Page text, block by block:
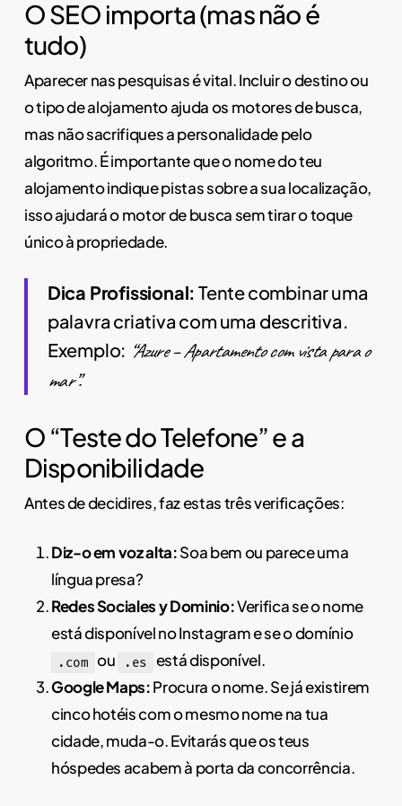
O SEO importa (mas não é
tudo)
Aparecer nas pesquisas é vital. Incluir o destino ou
o tipo de alojamento ajuda os motores de busca,
mas não sacrifiques a personalidade pelo
algoritmo. É importante que o nome do teu
alojamento indique pistas sobre a sua localização,
isso ajudará o motor de busca sem tirar o toque
único à propriedade.
Dica Profissional: Tente combinar uma
palavra criativa com uma descritiva.
Exemplo: “Azure – Apartamento com vista para o
mar”.
O “Teste do Telefone” e a
Disponibilidade
Antes de decidires, faz estas três verificações:
Diz-o em voz alta:Soa bem ou parece uma
língua presa?
Redes Sociales y Dominio:Verifica se o nome
está disponível no Instagram e se o domínio
.com ou .es
está disponível.
Google Maps:Procura o nome. Se já existirem
cinco hotéis com o mesmo nome na tua
cidade, muda-o. Evitarás que os teus
hóspedes acabem à porta da concorrência.